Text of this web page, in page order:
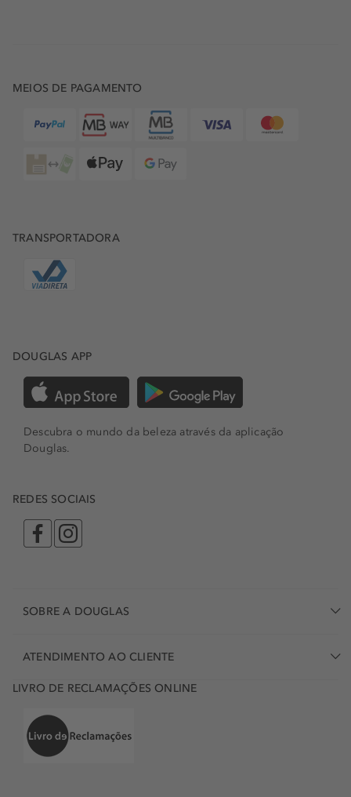
MEIOS DE PAGAMENTO
TRANSPORTADORA
DOUGLAS APP
Descubra o mundo da beleza através da aplicação
Douglas.
REDES SOCIAIS
SOBRE A DOUGLAS
ATENDIMENTO AO CLIENTE
LIVRO DE RECLAMAÇÕES ONLINE